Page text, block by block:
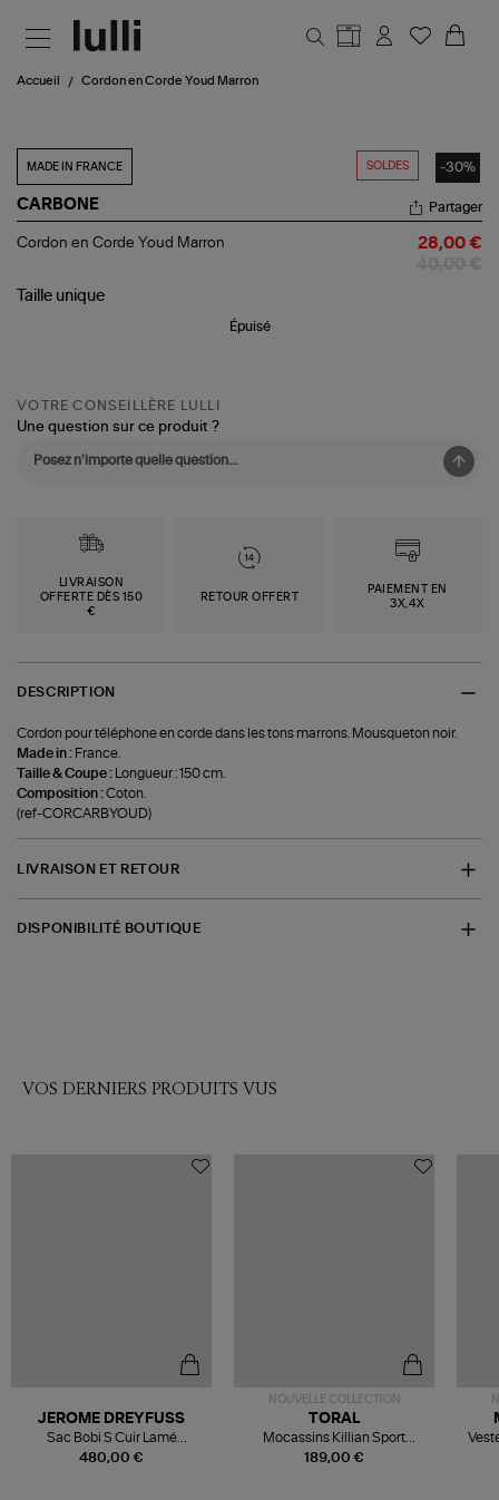
Accueil Cordon en Corde Youd Marron
SOLDES -30%
MADE IN FRANCE
CARBONE
Cordon
Youd
Partager
Cordon en Corde Youd Marron 28,00 €
Taille unique
Épuisé
VOTRE CONSEILLÈRE LULLI
Une question sur ce produit ?
LIVRAISON
OFFERTE DÈS 150
€
RETOUR OFFERT
PAIEMENT EN
3X,4X
DESCRIPTION
Cordon pour téléphone en corde dans les tons marrons. Mousqueton noir.
Made in : France.
Taille & Coupe :
Longueur : 150 cm.
Composition :Coton.
(ref-CORCARBYOUD)
LIVRAISON ET RETOUR
DISPONIBILITÉ BOUTIQUE
VOS DERNIERS PRODUITS VUS
480,00 €
JEROME DREYFUSS
Sac Bobi S Cuir Lamé
Champagne
NOUVELLE COLLECTION
189,00 €
TORAL
Mocassins Killian Sport
Mousse